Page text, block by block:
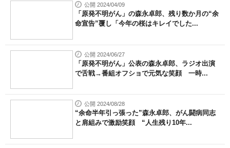
公開 2024/04/09
「原発不明がん」の森永卓郎、残り数か月の“余
命宣告”覆し「今年の桜はキレイでした...
公開 2024/06/27
「原発不明がん」公表の森永卓郎、ラジオ出演
で舌戦→番組オフショで元気な笑顔 一時...
公開 2024/08/28
“余命半年引っ張った”森永卓郎、がん闘病同志
と肩組みで激励笑顔 “人生残り10年...